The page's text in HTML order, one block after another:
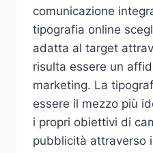
comunicazione
tipografia online
adatta al target
risulta essere un
marketing. La
essere il mezzo più
i propri obiettivi di
pubblicità attraverso